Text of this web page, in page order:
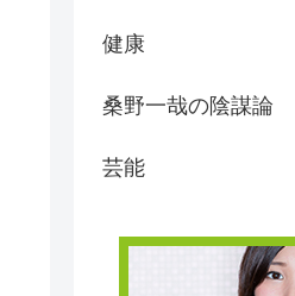
健康
桑野一哉の陰謀論
芸能